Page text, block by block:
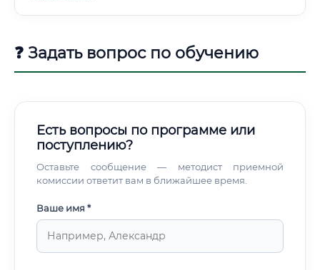
❓ Задать вопрос по обучению
Есть вопросы по программе или
поступлению?
Оставьте сообщение — методист приемной
комиссии ответит вам в ближайшее время.
Ваше имя *